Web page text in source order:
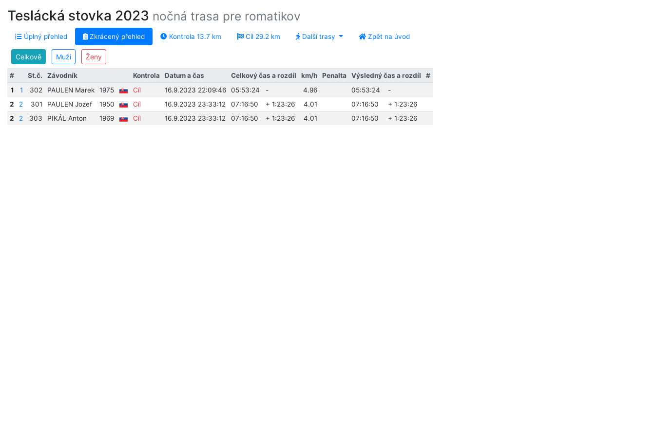
Teslácká stovka 2023 nočná trasa pre romatikov
Úplný přehled Zkrácený přehled Kontrola 13.7 km Cíl 29.2 km Další trasy Zpět na úvod
Celkově Muži Ženy
# St.č. Závodník Kontrola Datum a čas Celkový čas a rozdíl km/h Penalta Výsledný čas a rozdíl
#
1
1 302 PAULEN Marek 1975 Cíl 16.9.2023 22:09:46 05:53:24 - 4.96 05:53:24
-
2
2 301 PAULEN Jozef 1950 Cíl 16.9.2023 23:33:12 07:16:50 + 1:23:26 4.01 07:16:50
+ 1:23:26
2
2 303 PIKÁL Anton 1969 Cíl 16.9.2023 23:33:12 07:16:50 + 1:23:26 4.01 07:16:50 + 1:23:26